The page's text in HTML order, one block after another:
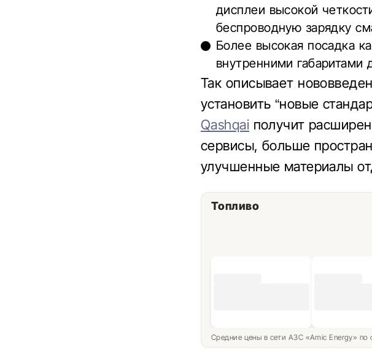
дисплеи высокой
беспроводную зарядку
Более высокая посадка
внутренними габаритами
Так описывает
установить “новые
Qashqai получит
сервисы, больше
улучшенные материалы
Топливо
Средние цены в сети АЗС «Amic Energy» по